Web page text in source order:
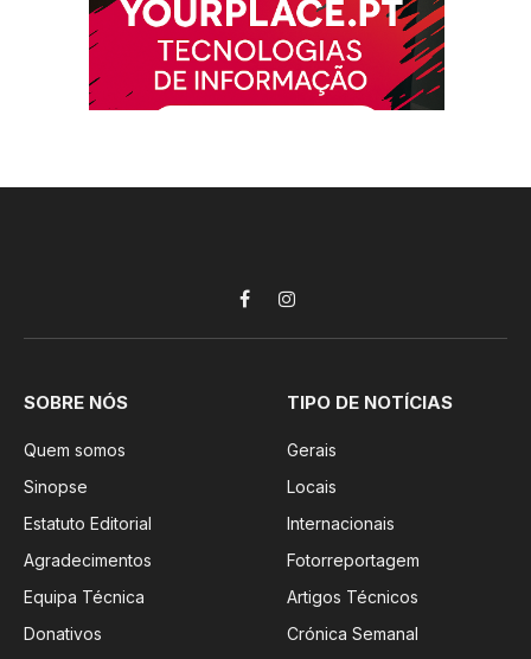
FacebookInstagram
SOBRE NÓS
Quem somos
Sinopse
Estatuto Editorial
Agradecimentos
Equipa Técnica
Donativos
TIPO DE NOTÍCIAS
Gerais
Locais
Internacionais
Fotorreportagem
Artigos Técnicos
Crónica Semanal